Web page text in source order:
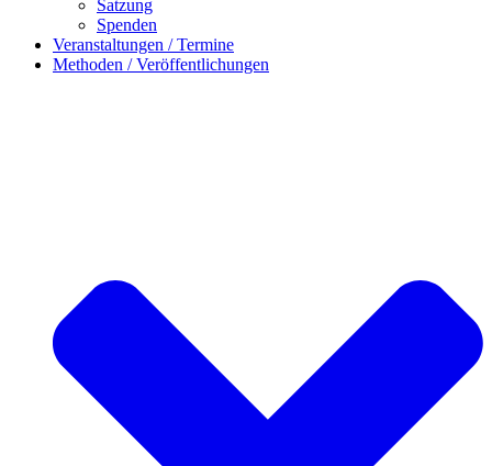
Satzung
Spenden
Veranstaltungen / Termine
Methoden / Veröffentlichungen